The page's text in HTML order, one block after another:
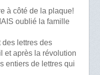
à côté de la plaque!
oublié la famille
des lettres des
et après la révolution
entiers de lettres qui